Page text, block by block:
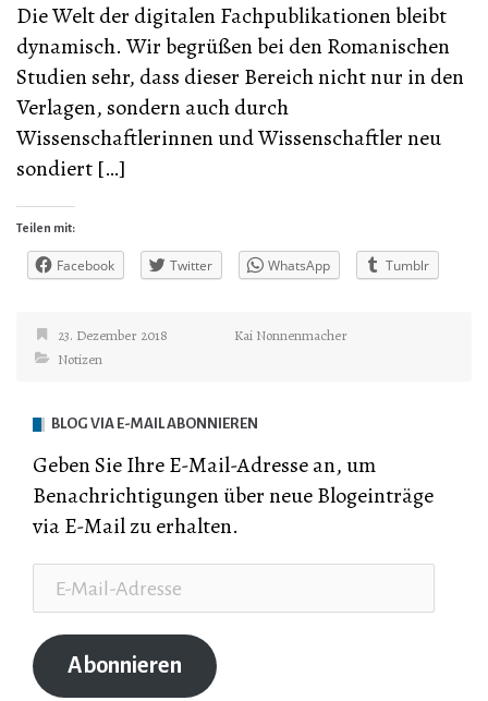
Die Welt der digitalen Fachpublikationen bleibt
dynamisch. Wir begrüßen bei den Romanischen
Studien sehr, dass dieser Bereich nicht nur in den
Verlagen, sondern auch durch
Wissenschaftlerinnen und Wissenschaftler neu
sondiert […]
Teilen mit:
Facebook Twitter WhatsApp Tumblr
23. Dezember 2018
Kai Nonnenmacher
Notizen
BLOG VIA E-MAIL ABONNIEREN
Geben Sie Ihre E-Mail-Adresse an, um
Benachrichtigungen über neue Blogeinträge
via E-Mail zu erhalten.
Mail-
Adresse
Abonnieren